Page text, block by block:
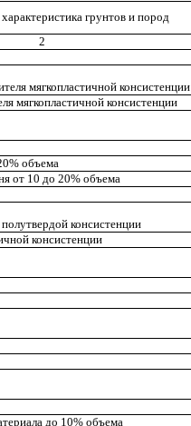
грунтов и пород
2
мягкопластичной консистенции
мягкопластичной консистенции
объема
от 10 до 20% объема
консистенции
консистенции
до 10% объема